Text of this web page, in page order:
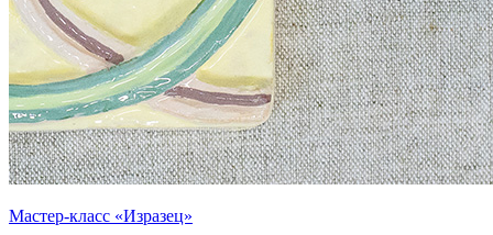
Мастер-класс «Изразец»